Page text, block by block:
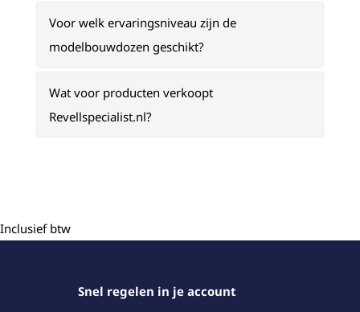
Voor welk ervaringsniveau zijn de
modelbouwdozen geschikt?
Wat voor producten verkoopt
Revellspecialist.nl?
Inclusief btw
Snel regelen in je account